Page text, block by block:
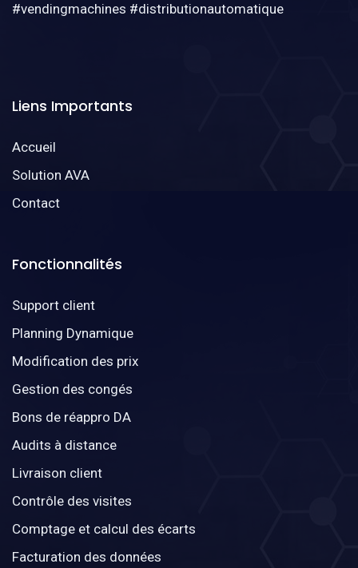
#vendingmachines #distributionautomatique
Liens Importants
Accueil
Solution AVA
Contact
Fonctionnalités
Support client
Planning Dynamique
Modification des prix
Gestion des congés
Bons de réappro DA
Audits à distance
Livraison client
Contrôle des visites
Comptage et calcul des écarts
Facturation des données